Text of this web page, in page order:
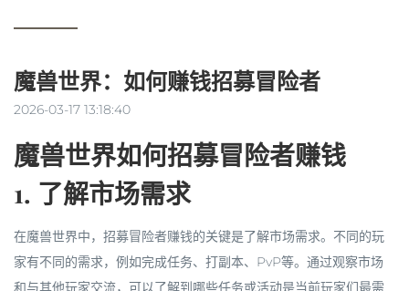
魔兽世界：如何赚钱招募冒险者
2026-03-17 13:18:40
魔兽世界如何招募冒险者赚钱
1. 了解市场需求
在魔兽世界中，招募冒险者赚钱的关键是了解市场需求。不同的玩
家有不同的需求，例如完成任务、打副本、PvP等。通过观察市场
和与其他玩家交流，可以了解到哪些任务或活动是当前玩家们最需